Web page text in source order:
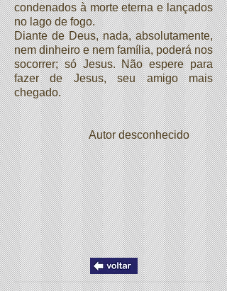
condenados à morte eterna e lançados
no lago de fogo.
Diante de Deus, nada, absolutamente,
nem dinheiro e nem família, poderá nos
socorrer; só Jesus. Não espere para
fazer de Jesus, seu amigo mais
chegado.
Autor desconhecido